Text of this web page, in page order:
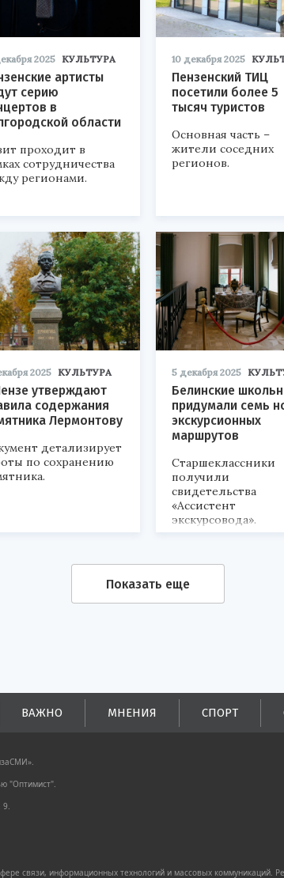
2025 КУЛЬТУРА
артисты
серию
в
области
проходит в
сотрудничества
регионами.
10 декабря 2025
Пензенский ТИЦ
посетили более 5
тысяч туристов
Основная часть –
жители соседних
регионов.
2025 КУЛЬТУРА
утверждают
содержания
Лермонтову
детализирует
по сохранению
5 декабря 2025
Белинские
придумали семь
экскурсионных
маршрутов
Старшеклассники
получили
свидетельства
«Ассистент
экскурсовода».
Показать еще
ВАЖНО МНЕНИЯ СПОРТ
"Оптимист".
9.
связи, информационных технологий и массовых коммуникаций.